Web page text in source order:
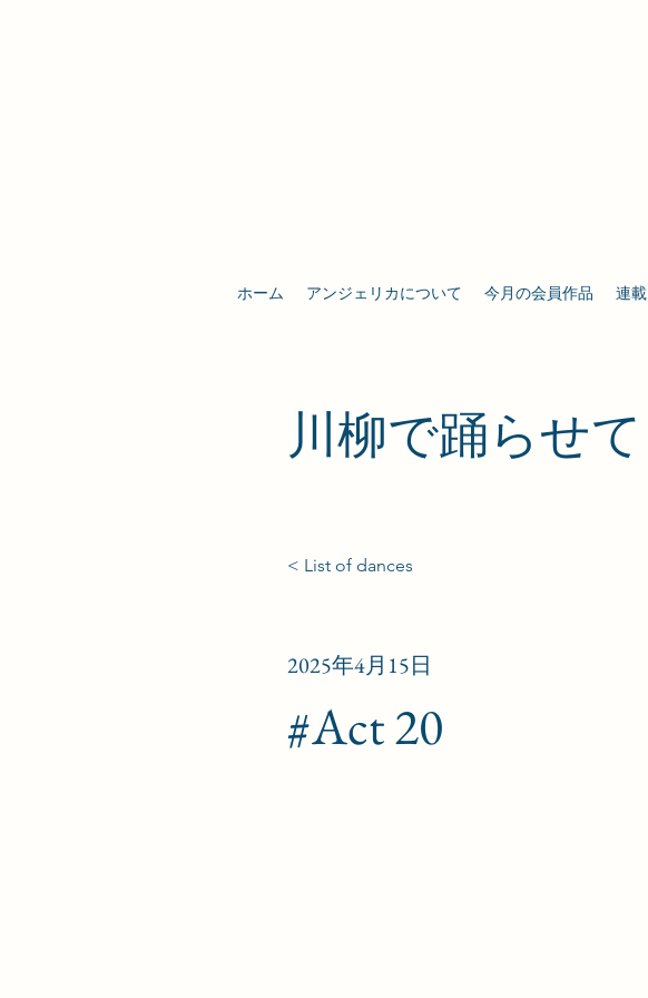
ホーム アンジェリカについて 今月の会員作品 連載
​川柳で踊らせて
< List of dances
2025年4月15日
#Act 20